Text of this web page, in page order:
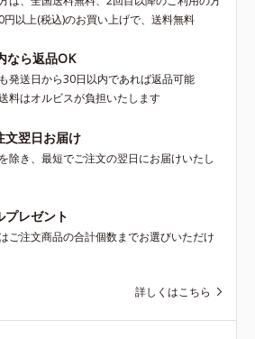
円以上(税込)のお買い上げで、送料無料
なら返品OK
発送日から30日以内であれば返品可能
料はオルビスが負担いたします
文翌日お届け
除き、最短でご注文の翌日にお届けいたし
プレゼント
ご注文商品の合計個数までお選びいただけ
詳しくはこちら